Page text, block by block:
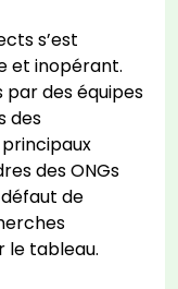
s’est
et inopérant.
des équipes
des
des ONGs
défaut de
le tableau.